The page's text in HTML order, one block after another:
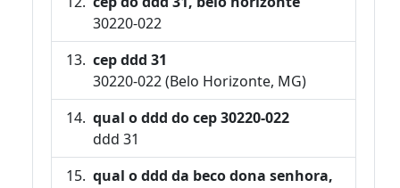
30220-022
cep ddd 31
30220-022 (Belo Horizonte, MG)
qual o ddd do cep 30220-022
ddd 31
qual o ddd da beco dona senhora,